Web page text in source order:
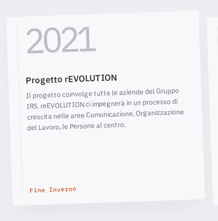
2021
Progetto rEVOLUTION
Il progetto coinvolge tutte le aziende del Gruppo
IRS. reEVOLUTION ci impegnerà in un processo di
crescita nelle aree Comunicazione, Organizzazione
del Lavoro, le Persone al centro.
Fine Inverno